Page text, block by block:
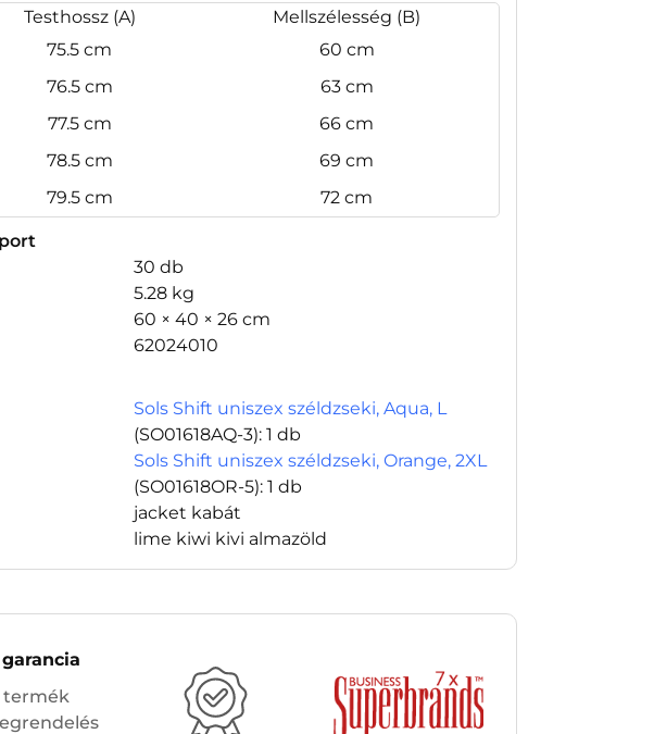
Testhossz (A)
Mellszélesség (B)
75.5 cm
60 cm
76.5 cm
63 cm
77.5 cm
66 cm
78.5 cm
69 cm
79.5 cm 72 cm
30 db
5.28 kg
60 × 40 × 26 cm
62024010
Sols Shift uniszex széldzseki, Aqua, L
(SO01618AQ-3): 1 db
Sols Shift uniszex széldzseki, Orange, 2XL
(SO01618OR-5): 1 db
jacket kabát
lime kiwi kivi almazöld
termék